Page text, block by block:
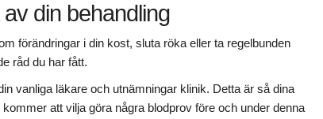
din behandling
förändringar i din kost, sluta röka eller ta regelbunden
råd du har fått.
vanliga läkare och utnämningar klinik. Detta är så dina
att vilja göra några blodprov före och under denna